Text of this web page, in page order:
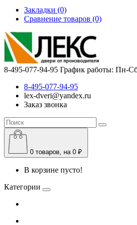
Закладки (0)
Сравнение товаров (0)
8-495-077-94-95 График работы: Пн-
8-495-077-94-95
lex-dveri@yandex.ru
Заказ звонка
0 товаров, на 0 ₽
В корзине пусто!
Категории